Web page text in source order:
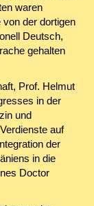
waren
der dortigen
Deutsch,
gehalten
Prof. Helmut
in der
und
auf
der
in die
Doctor